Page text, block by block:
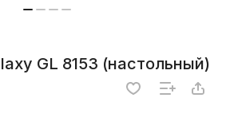
GL 8153 (настольный)